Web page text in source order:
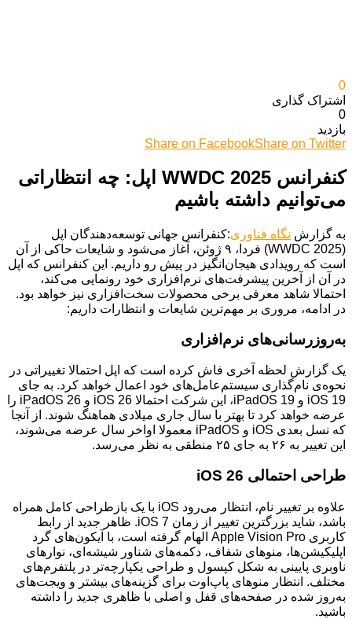
0
اشتراک گذاری‌
0
بازدید
Share on FacebookShare on Twitter
کنفرانس WWDC 2025 اپل: چه انتظاراتی
می‌توانیم داشته باشیم
به گزارش نگاه فناوری:کنفرانس جهانی توسعه‌دهندگان اپل
(WWDC 2025) فردا، ۹ ژوئن، آغاز می‌شود و شایعات حاکی از آن
است که رویدادی هیجان‌انگیز در پیش رو داریم. این کنفرانس که اپل
در آن از آخرین پیشرفت‌های نرم‌افزاری خود رونمایی می‌کند،
احتمالا شاهد معرفی برخی محصولات سخت‌افزاری نیز خواهد بود.
در ادامه، مروری بر مهم‌ترین شایعات و انتظارات داریم:
به‌روزرسانی‌های نرم‌افزاری
یک گزارش لحظه آخری فاش کرده است که اپل احتمالا تغییراتی در
نحوه‌ی نام‌گذاری سیستم‌عامل‌های خود اعمال خواهد کرد. به جای
iOS 19 و iPadOS 19، این شرکت احتمالا iOS 26 و iPadOS 26 را
عرضه خواهد کرد تا بهتر با سال جاری میلادی هماهنگ شوند. از آنجا
که نسل بعدی iOS و iPadOS معمولا اواخر سال عرضه می‌شوند،
این تغییر به ۲۶ به جای ۲۵ منطقی به نظر می‌رسد.
طراحی احتمالی iOS 26
علاوه بر تغییر نام، انتظار می‌رود iOS با یک بازطراحی کامل همراه
باشد، شاید بزرگترین تغییر از زمان iOS 7. ظاهر جدید از رابط
کاربری Apple Vision Pro الهام گرفته است، با آیکون‌های گرد
اپلیکیشن‌ها، منوهای شفاف، دکمه‌های شناور شیشه‌ای، نوارهای
ناوبری پایینی به شکل کپسول و طراحی یکپارچه‌تر در پلتفرم‌های
مختلف. انتظار منوهای پاپ‌اوت برای گزینه‌های بیشتر و ویجت‌های
به‌روز شده در صفحه‌های قفل و اصلی با ظاهری جدید را داشته
باشید.